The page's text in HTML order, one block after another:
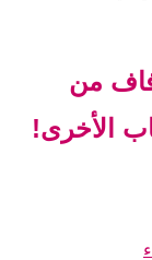
من
الأخرى!